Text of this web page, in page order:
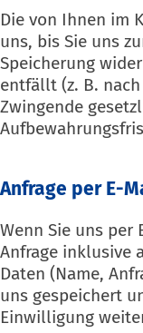
Die von Ihnen im
uns, bis Sie uns
Speicherung
entfällt (z. B.
Zwingende
Anfrage per E-
Wenn Sie uns per
Anfrage inklusive
Daten (Name,
uns gespeichert
Einwilligung